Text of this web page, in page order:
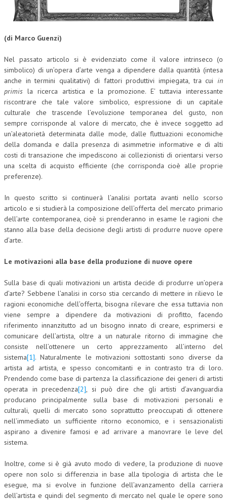
CORSI CE.S.E.D.
BROCHURE CE.S.E.D.
LA RIVISTA
LA RIVISTA
COMITATO SCIENTIFICO
COMITATO EDITORIALE
REDAZIONE
CODICE ETICO
AUTORI
ECONOMIA
CORPORATE SOCIAL RESPONSIBILITY
ECONOMIA DELL’ARTE
INTERNAZIONALIZZAZIONE
HUMAN RESOURCES
RISORSE UMANE
MARKETING
TREASURY IN FINANCIAL SERVICES
RISK MANAGEMENT
SVILUPPO SOSTENIBILE
L’UMANISTA
DIRITTO
(di Marco Guenzi)
Nel passato articolo si è evidenziato come il valore intrinseco (o
simbolico) di un’opera d’arte venga a dipendere dalla quantità (intesa
anche in termini qualitativi) di fattori produttivi impiegata, tra cui in
primis la ricerca artistica e la promozione. E’ tuttavia interessante
riscontrare che tale valore simbolico, espressione di un capitale
culturale che trascende l’evoluzione temporanea del gusto, non
sempre corrisponde al valore di mercato, che è invece soggetto ad
un’aleatorietà determinata dalle mode, dalle fluttuazioni economiche
della domanda e dalla presenza di asimmetrie informative e di alti
costi di transazione che impediscono ai collezionisti di orientarsi verso
una scelta di acquisto efficiente (che corrisponda cioè alle proprie
preferenze).
In questo scritto si continuerà l’analisi portata avanti nello scorso
articolo e si studierà la composizione dell’offerta del mercato primario
dell’arte contemporanea, cioè si prenderanno in esame le ragioni che
stanno alla base della decisione degli artisti di produrre nuove opere
d’arte.
Le motivazioni alla base della produzione di nuove opere
Sulla base di quali motivazioni un artista decide di produrre un’opera
d’arte? Sebbene l’analisi in corso stia cercando di mettere in rilievo le
ragioni economiche dell’offerta, bisogna rilevare che essa tuttavia non
viene sempre a dipendere da motivazioni di profitto, facendo
riferimento innanzitutto ad un bisogno innato di creare, esprimersi e
comunicare dell’artista, oltre a un naturale ritorno di immagine che
consiste nell’ottenere un certo apprezzamento all’interno del
sistema[1]. Naturalmente le motivazioni sottostanti sono diverse da
artista ad artista, e spesso concomitanti e in contrasto tra di loro.
Prendendo come base di partenza la classificazione dei generi di artisti
operata in precedenza[2], si può dire che gli artisti d’avanguardia
producano principalmente sulla base di motivazioni personali e
culturali, quelli di mercato sono soprattutto preoccupati di ottenere
nell’immediato un sufficiente ritorno economico, e i sensazionalisti
aspirano a divenire famosi e ad arrivare a manovrare le leve del
sistema.
Inoltre, come si è già avuto modo di vedere, la produzione di nuove
opere non solo si differenzia in base alla tipologia di artista che le
esegue, ma si evolve in funzione dell’avanzamento della carriera
dell’artista e quindi del segmento di mercato nel quale le opere sono